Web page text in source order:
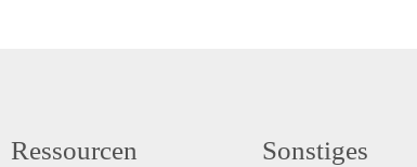
Ressourcen Sonstiges